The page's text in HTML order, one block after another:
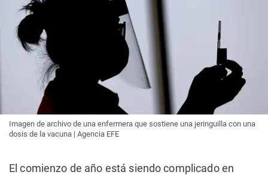
Imagen de archivo de una enfermera que sostiene una jeringuilla con una
dosis de la vacuna | Agencia EFE
El comienzo de año está siendo complicado en